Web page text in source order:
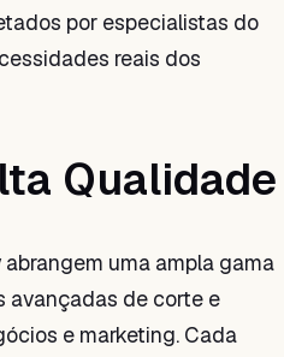
por especialistas do
reais dos
Qualidade
uma ampla gama
avançadas de corte e
e marketing. Cada